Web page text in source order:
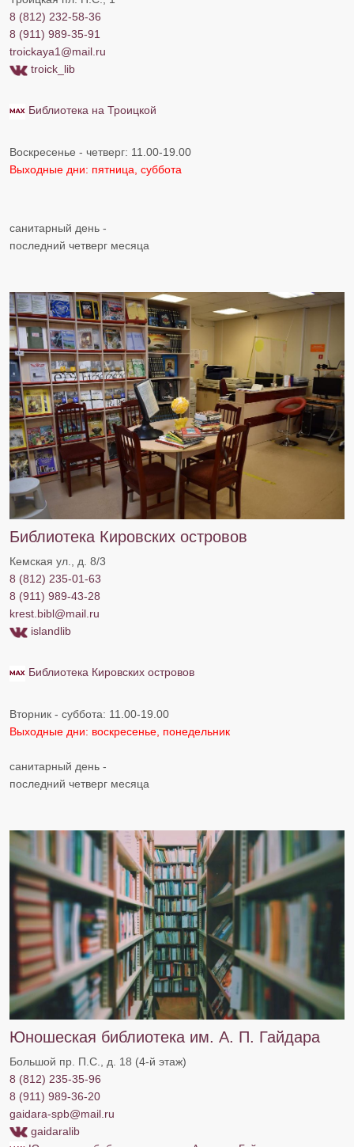
8 (812) 232-58-36
8 (911) 989-35-91
troickaya1@mail.ru
troick_lib
Библиотека на Троицкой
Воскресенье - четверг: 11.00-19.00
Выходные дни: пятница, суббота
санитарный день -
последний четверг месяца
Библиотека Кировских островов
Кемская ул., д. 8/3
8 (812) 235-01-63
8 (911) 989-43-28
krest.bibl@mail.ru
islandlib
Библиотека Кировских островов
Вторник - суббота: 11.00-19.00
Выходные дни: воскресенье, понедельник
санитарный день -
последний четверг месяца
Юношеская библиотека им. А. П. Гайдара
Большой пр. П.С., д. 18 (4-й этаж)
8 (812) 235-35-96
8 (911) 989-36-20
gaidara-spb@mail.ru
gaidaralib